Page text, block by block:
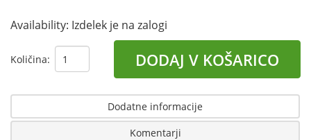
Availability: Izdelek je na zalogi
Količina: DODAJ V KOŠARICO
Dodatne informacije
Komentarji